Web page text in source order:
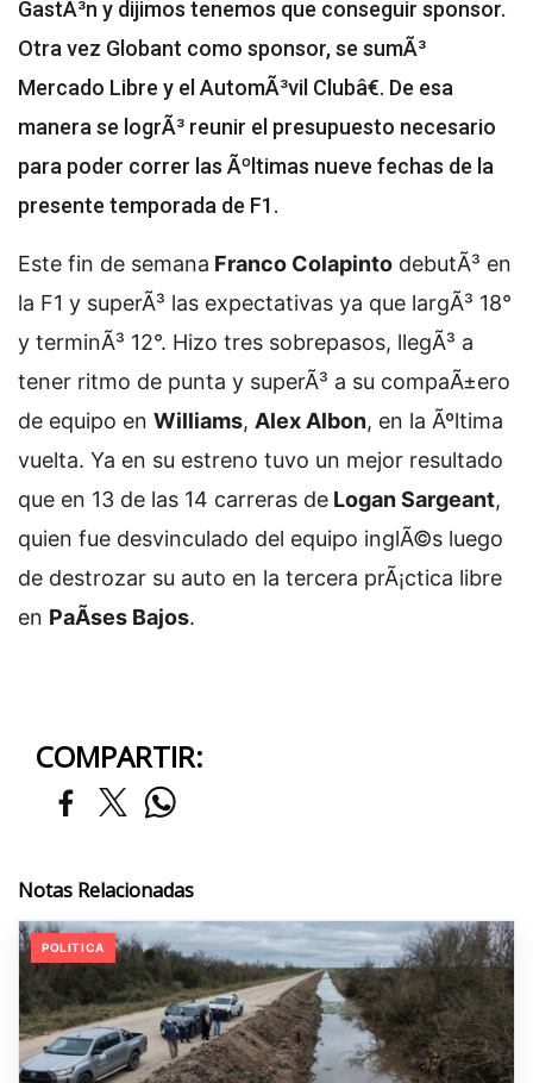
GastÃ³n y dijimos tenemos que conseguir sponsor.
Otra vez Globant como sponsor, se sumÃ³
Mercado Libre y el AutomÃ³vil Clubâ€. De esa
manera se logrÃ³ reunir el presupuesto necesario
para poder correr las Ãºltimas nueve fechas de la
presente temporada de F1.
Este fin de semana Franco Colapinto debutÃ³ en
la F1 y superÃ³ las expectativas ya que largÃ³ 18°
y terminÃ³ 12°. Hizo tres sobrepasos, llegÃ³ a
tener ritmo de punta y superÃ³ a su compaÃ±ero
de equipo en Williams, Alex Albon, en la Ãºltima
vuelta. Ya en su estreno tuvo un mejor resultado
que en 13 de las 14 carreras de Logan Sargeant,
quien fue desvinculado del equipo inglÃ©s luego
de destrozar su auto en la tercera prÃ¡ctica libre
en PaÃ­ses Bajos.
COMPARTIR:
Notas Relacionadas
POLITICA